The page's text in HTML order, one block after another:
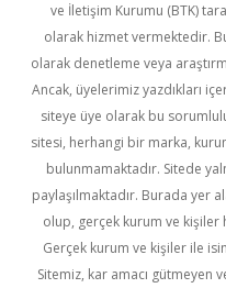
ve İletişim Kurumu (BTK)
olarak hizmet vermektedir.
olarak denetleme veya
Ancak, üyelerimiz yazdıkları
siteye üye olarak bu
sitesi, herhangi bir marka,
bulunmamaktadır. Sitede
paylaşılmaktadır. Burada yer
olup, gerçek kurum ve kişiler
Gerçek kurum ve kişiler ile
Sitemiz, kar amacı gütmeyen